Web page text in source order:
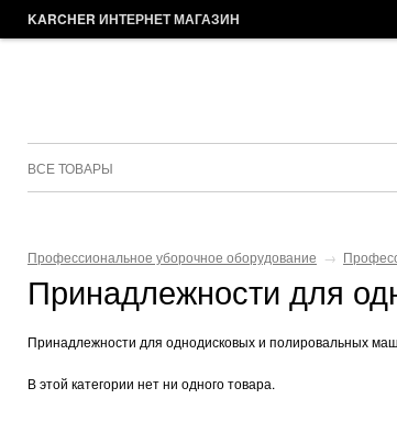
KARCHER ИНТЕРНЕТ МАГАЗИН
ВСЕ ТОВАРЫ
Профессиональное уборочное оборудование →
Принадлежности для
Принадлежности для однодисковых и полировальных
В этой категории нет ни одного товара.